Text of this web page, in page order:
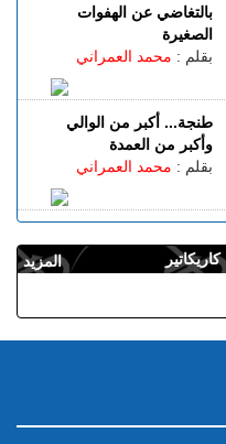
بالتغاضي عن الهفوات
الصغيرة
بقلم : محمد العمراني
طنجة... أكبر من الوالي
وأكبر من العمدة
بقلم : محمد العمراني
المزيد كاريكاتير